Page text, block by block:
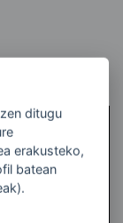
ditugu
erakusteko,
batean